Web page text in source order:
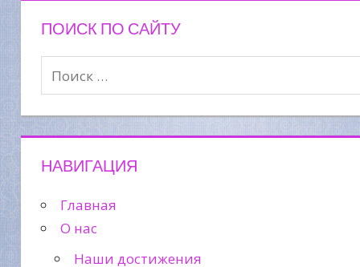
ПОИСК ПО САЙТУ
НАВИГАЦИЯ
Главная
О нас
Наши достижения